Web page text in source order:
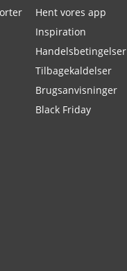
Hent vores app
Inspiration
Handelsbetingelser
Tilbagekaldelser
Brugsanvisninger
Black Friday